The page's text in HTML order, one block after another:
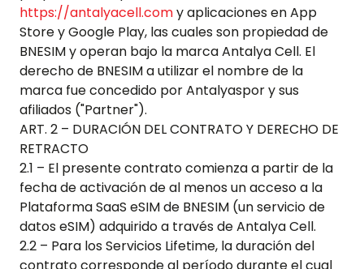
https://antalyacell.comy aplicaciones en App
Store y Google Play, las cuales son propiedad de
BNESIM y operan bajo la marcaAntalya Cell. El
derecho de BNESIM a utilizar el nombre de la
marca fue concedido porAntalyaspory sus
afiliados ("Partner").
ART. 2 – DURACIÓN DEL CONTRATO Y DERECHO DE
RETRACTO
2.1 – El presente contrato comienza a partir de la
fecha de activación de al menos un acceso a la
Plataforma SaaS eSIM de BNESIM (un servicio de
datos eSIM) adquirido a través deAntalya Cell.
2.2 – Para los Servicios Lifetime, la duración del